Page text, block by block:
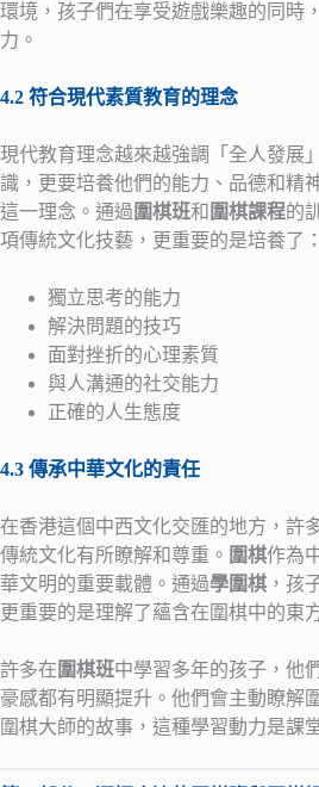
環境，孩子們在享受遊戲樂趣的同時
力。
4.2 符合現代素質教育的理念
現代教育理念越來越強調「全人發
識，更要培養他們的能力、品德和精
這一理念。通過 圍棋班和 圍棋課程的
項傳統文化技藝，更重要的是培養了：
獨立思考的能力
解決問題的技巧
面對挫折的心理素質
與人溝通的社交能力
正確的人生態度
4.3 傳承中華文化的責任
在香港這個中西文化交匯的地方，許
傳統文化有所瞭解和尊重。 圍棋作為
華文明的重要載體。通過學圍棋 ，孩
更重要的是理解了蘊含在圍棋中的東
許多在 圍棋班中學習多年的孩子，他
豪感都有明顯提升。他們會主動瞭解
圍棋大師的故事，這種學習動力是課